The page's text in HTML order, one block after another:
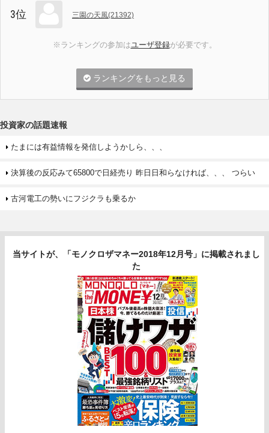
3位 三園の天風(21392)
※ランキングの参加はユーザ登録が必要です。
ランキングをもっと見る
投資家の話題速報
たまには有益情報を発信しようかしら、、、
決算後の反応みて65800で日経売り 昨日日和らなければ、、、 つらい
古河電工の勢いにフジクラも乗るか
当サイトが、「モノクロザマネー2018年12月号」に掲載されまし
た